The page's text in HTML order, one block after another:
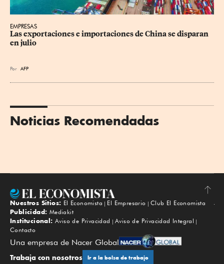
EMPRESAS
Las exportaciones e importaciones de China se disparan
en julio
Por AFP
Noticias Recomendadas
Subir
Nuestros Sitios: El Economista El Empresario
Club El Economista
Publicidad: Mediakit
Institucional: Aviso de Privacidad
Aviso de Privacidad Integral
Contacto
Una empresa de Nacer Global
Trabaja con nosotros Ir a la bolsa de trabajo